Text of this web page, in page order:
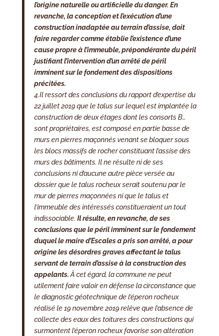
l’origine naturelle ou artificielle du danger. En
revanche, la conception et l’exécution d’une
construction inadaptée au terrain d’assise, doit
faire regarder comme établie l’existence d’une
cause propre à l’immeuble, prépondérante du péril
justifiant l’intervention d’un arrêté de péril
imminent sur le fondement des dispositions
précitées.
4.Il ressort des conclusions du rapport d’expertise du
22 juillet 2019 que le talus sur lequel est implantée la
construction de deux étages dont les consorts B…
sont propriétaires, est composé en partie basse de
murs en pierres maçonnés venant se bloquer sous
les blocs massifs de rocher constituant l’assise des
murs des bâtiments. Il ne résulte ni de ses
conclusions ni d’aucune autre pièce versée au
dossier que le talus rocheux serait soutenu par le
mur de pierres maçonnées ni que le talus et
l’immeuble des intéressés constitueraient un tout
indissociable. Il résulte, en revanche, de ses
conclusions que le péril imminent sur le fondement
duquel le maire d’Escales a pris son arrêté, a pour
origine les désordres graves affectant le talus
servant de terrain d’assise à la construction des
appelants.À cet égard, la commune ne peut
utilement faire valoir en défense la circonstance que
le diagnostic géotechnique de l’éperon rocheux
réalisé le 19 novembre 2019 relève que l’absence de
collecte des eaux des toitures des constructions qui
surmontent l’éperon rocheux favorise son altération